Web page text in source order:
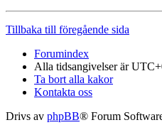
Tillbaka till föregående sida
Forumindex
Alla tidsangivelser är
Ta bort alla kakor
Kontakta oss
Drivs av phpBB® Forum